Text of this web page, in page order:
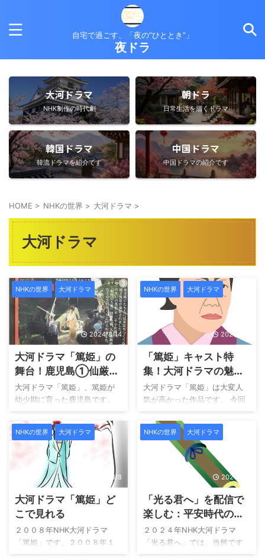
自宅で過ごす、「夜の”ひととき”」
夜ドラ
大河ドラマ
NHK制作の時代劇
朝ドラ
日常生活を描くドラマ
韓国ドラマ
韓流ドラマを紹介です
中国ドラマ
中国ドラマの紹介です
HOME > NHKの世界 > 大河ドラマ >
大河ドラマ
NHKの世界 大河ドラマ
2024/8/14
大河ドラマ「篤姫」の
舞台！鹿児島①仙厳
園！
大河ドラマ「篤姫」、篤姫が
幼少期に育った鹿児島です。
撮影でも使用されていた場所
も含めて鹿児島県の魅力を紹
介します。ちなみに、上記の
写真は「仙厳園」に設置され
ていたものです。 今回はその
人気の撮影場となった「仙厳
園」を中心に鹿児島県の紹介
です。 仙厳園とは？ 「仙厳
園」、別名「磯庭園」と呼ば
別邸になります。現在の所有
者は「島津興業」で現代に続
NHKの世界 大河ドラマ
2024/8/9
「篤姫」キャスト特
集！大河ドラマの魅力
を彩る豪華出演者たち
大河ドラマ「篤姫」は大変人
気が高かった作品です。 今回
はその人気の原因、魅力を感
じさせた登場人物とキャスト
の紹介です。 メインキャスト
とその魅力 篤姫（宮崎あお
い） 主演を演じた宮崎あおい
さんは、当時で２２歳です。
若さ溢れる演技の中に、威厳
を感じさせるシーンが多かっ
たです。 並みいるお局様も怯
主、貴族の養女として将軍の
正室となります。武士・男の
NHKの世界 大河ドラマ
2024/8/8
大河ドラマ「篤姫」ど
こで見れる
２００８年NHK大河ドラマ
「篤姫」です。２００８年１
月６日スタートで全５０話で
NHKの世界 大河ドラマ
2024/8/7
「光る君へ」を配信で
楽しむ：平安時代の文
学とドラマの魅力その
作品
２０２４年NHK大河ドラマ
「光る君へ」では、当然です
が描かれているのは「平安時